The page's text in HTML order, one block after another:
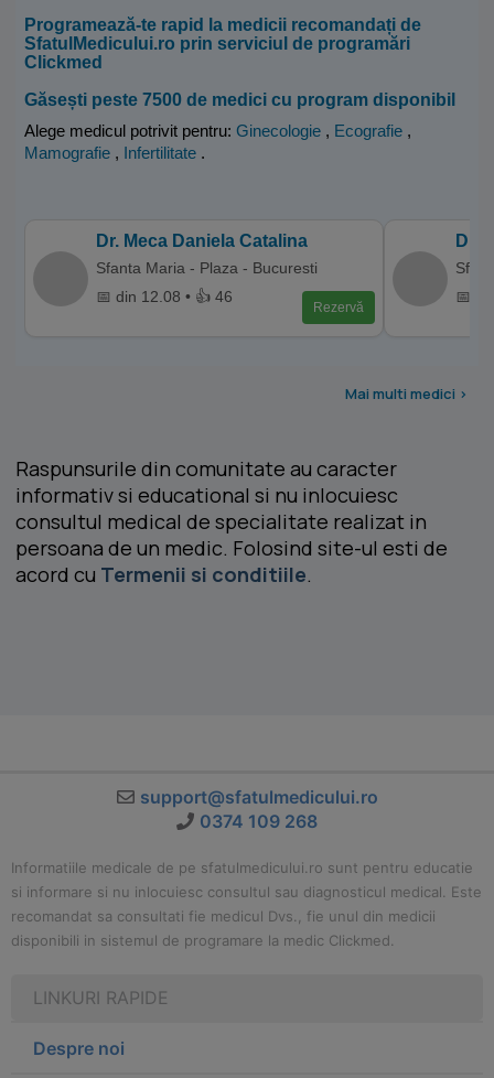
Programează-te rapid la medicii recomandați de
SfatulMedicului.ro prin serviciul de programări
Clickmed
Găsești peste 7500 de medici cu program disponibil
Alege medicul potrivit pentru: Ginecologie , Ecografie ,
Mamografie , Infertilitate .
Dr. Meca Daniela Catalina
Sfanta Maria - Plaza - Bucuresti
📅 din 12.08 • 👍 46
Rezervă
Dr.
📅
Mai multi medici >
Raspunsurile din comunitate au caracter
informativ si educational si nu inlocuiesc
consultul medical de specialitate realizat in
persoana de un medic. Folosind site-ul esti de
acord cu Termenii si conditiile.
support@sfatulmedicului.ro
0374 109 268
Informatiile medicale de pe sfatulmedicului.ro sunt pentru educatie
si informare si nu inlocuiesc consultul sau diagnosticul medical. Este
recomandat sa consultati fie medicul Dvs., fie unul din medicii
disponibili in sistemul de programare la medic Clickmed.
LINKURI RAPIDE
Despre noi